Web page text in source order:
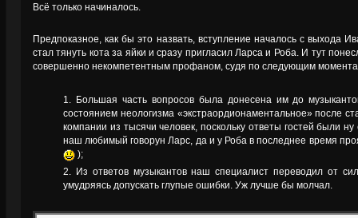
Всё только начиналось.
Предпоказное, как бы это назвать, вступление началось с выхода
стал тянуть кота за яйки и сразу пригласил Ларса и Роба. И тут
совершенно некомпетентным профаном, судя по следующим
Большая часть вопросов была донесена им до
состоянием неологизма «экстраордионаментальное» после
компании из тысячи человек, поскольку ответы гостей были
наш любимый говорун Ларс, да и у Роба в последнее время
);
Из ответов музыкантов наш специалист переводил от
умудряясь допускать глупые ошибки. Уж лучше бы молчал.